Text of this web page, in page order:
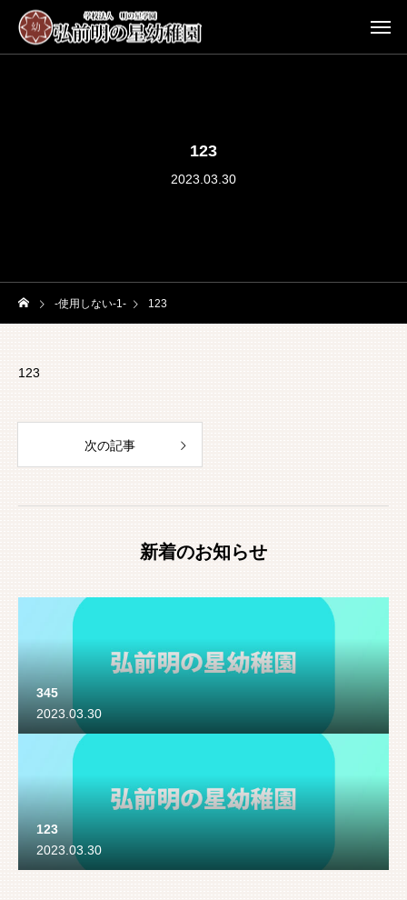
123
2023.03.30
-使用しない-1- 123
123
次の記事
新着のお知らせ
345
2023.03.30
123
2023.03.30